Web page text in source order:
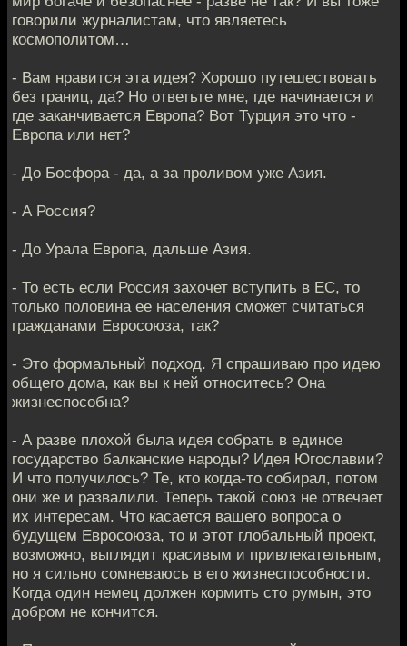
говорили журналистам, что являетесь
космополитом…
- Вам нравится эта идея? Хорошо путешествовать
без границ, да? Но ответьте мне, где начинается и
где заканчивается Европа? Вот Турция это что -
Европа или нет?
- До Босфора - да, а за проливом уже Азия.
- А Россия?
- До Урала Европа, дальше Азия.
- То есть если Россия захочет вступить в ЕС, то
только половина ее населения сможет считаться
гражданами Евросоюза, так?
- Это формальный подход. Я спрашиваю про идею
общего дома, как вы к ней относитесь? Она
жизнеспособна?
- А разве плохой была идея собрать в единое
государство балканские народы? Идея Югославии?
И что получилось? Те, кто когда-то собирал, потом
они же и развалили. Теперь такой союз не отвечает
их интересам. Что касается вашего вопроса о
будущем Евросоюза, то и этот глобальный проект,
возможно, выглядит красивым и привлекательным,
но я сильно сомневаюсь в его жизнеспособности.
Когда один немец должен кормить сто румын, это
добром не кончится.